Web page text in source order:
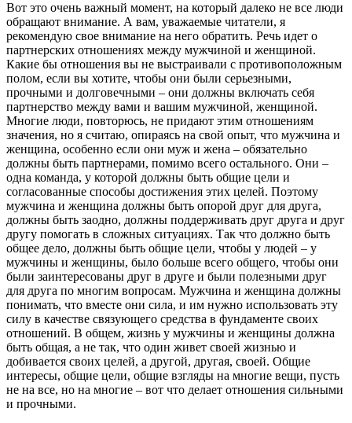
Вот это очень важный момент, на который далеко не все люди
обращают внимание. А вам, уважаемые читатели, я
рекомендую свое внимание на него обратить. Речь идет о
партнерских отношениях между мужчиной и женщиной.
Какие бы отношения вы не выстраивали с противоположным
полом, если вы хотите, чтобы они были серьезными,
прочными и долговечными – они должны включать себя
партнерство между вами и вашим мужчиной, женщиной.
Многие люди, повторюсь, не придают этим отношениям
значения, но я считаю, опираясь на свой опыт, что мужчина и
женщина, особенно если они муж и жена – обязательно
должны быть партнерами, помимо всего остального. Они –
одна команда, у которой должны быть общие цели и
согласованные способы достижения этих целей. Поэтому
мужчина и женщина должны быть опорой друг для друга,
должны быть заодно, должны поддерживать друг друга и друг
другу помогать в сложных ситуациях. Так что должно быть
общее дело, должны быть общие цели, чтобы у людей – у
мужчины и женщины, было больше всего общего, чтобы они
были заинтересованы друг в друге и были полезными друг
для друга по многим вопросам. Мужчина и женщина должны
понимать, что вместе они сила, и им нужно использовать эту
силу в качестве связующего средства в фундаменте своих
отношений. В общем, жизнь у мужчины и женщины должна
быть общая, а не так, что один живет своей жизнью и
добивается своих целей, а другой, другая, своей. Общие
интересы, общие цели, общие взгляды на многие вещи, пусть
не на все, но на многие – вот что делает отношения сильными
и прочными.